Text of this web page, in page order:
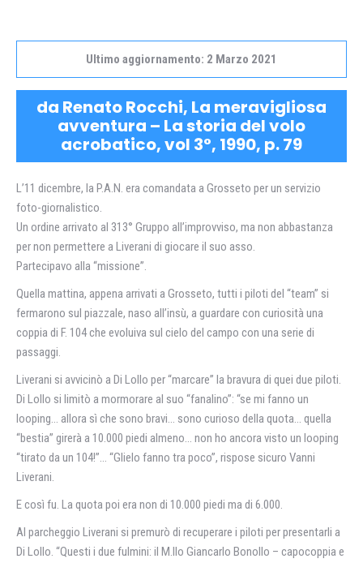
Ultimo aggiornamento: 2 Marzo 2021
da Renato Rocchi, La meravigliosa
avventura – La storia del volo
acrobatico, vol 3°, 1990, p. 79
L’11 dicembre, la P.A.N. era comandata a Grosseto per un servizio
foto-giornalistico.
Un ordine arrivato al 313° Gruppo all’improvviso, ma non abbastanza
per non permettere a Liverani di giocare il suo asso.
Partecipavo alla “missione”.
Quella mattina, appena arrivati a Grosseto, tutti i piloti del “team” si
fermarono sul piazzale, naso all’insù, a guardare con curiosità una
coppia di F. 104 che evoluiva sul cielo del campo con una serie di
passaggi.
Liverani si avvicinò a Di Lollo per “marcare” la bravura di quei due piloti.
Di Lollo si limitò a mormorare al suo “fanalino”: “se mi fanno un
looping… allora sì che sono bravi… sono curioso della quota… quella
“bestia” girerà a 10.000 piedi almeno… non ho ancora visto un looping
“tirato da un 104!”… “Glielo fanno tra poco”, rispose sicuro Vanni
Liverani.
E così fu. La quota poi era non di 10.000 piedi ma di 6.000.
Al parcheggio Liverani si premurò di recuperare i piloti per presentarli a
Di Lollo. “Questi i due fulmini: il M.llo Giancarlo Bonollo – capocoppia e